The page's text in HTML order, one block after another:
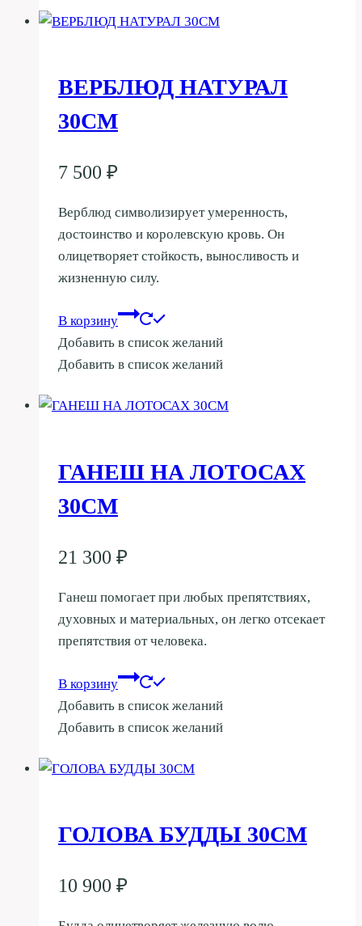
ВЕРБЛЮД НАТУРАЛ
30СМ
7 500 ₽
Верблюд символизирует умеренность,
достоинство и королевскую кровь. Он
олицетворяет стойкость, выносливость и
жизненную силу.
В корзину
Добавить в список желаний
Добавить в список желаний
ГАНЕШ НА ЛОТОСАХ
30СМ
21 300 ₽
Ганеш помогает при любых препятствиях,
духовных и материальных, он легко отсекает
препятствия от человека.
В корзину
Добавить в список желаний
Добавить в список желаний
ГОЛОВА БУДДЫ 30СМ
10 900 ₽